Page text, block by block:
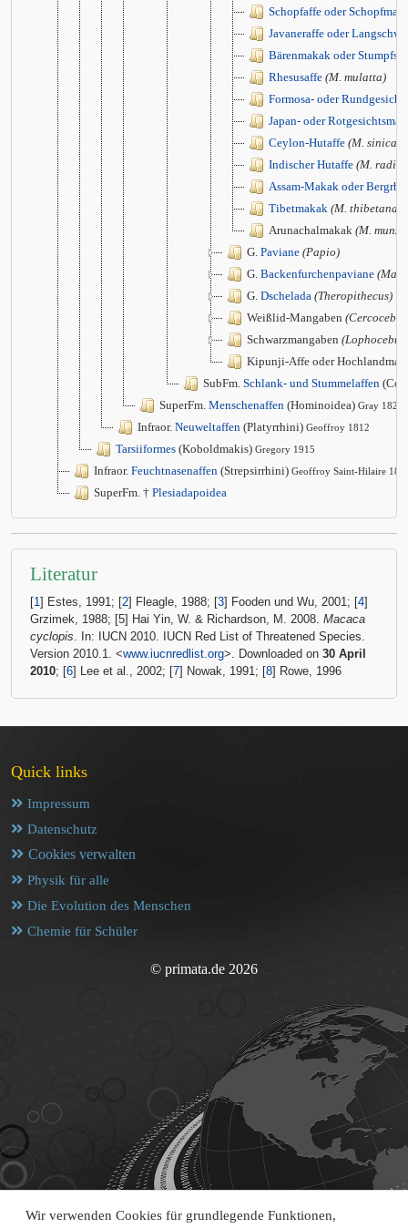
Wir verwenden Cookies für grundlegende Funktionen,
Schopfaffe oder
Javaneraffe oder
Bärenmakak oder
Rhesusaffe (M. mulatta)
Formosa- oder
Japan- oder
Ceylon-Hutaffe (M. sinica)
Indischer Hutaffe (M.
Assam-Makak oder
Tibetmakak (M. thibetana)
Arunachalmakak (M.
G. Paviane (Papio)
G. Backenfurchenpaviane
G. Dschelada (Theropithecus)
Weißlid-Mangaben
Schwarzmangaben (Lophocebus)
Kipunji-Affe oder
SubFm. Schlank- und Stummelaffen
SuperFm. Menschenaffen (Hominoidea) Gray 1825
Infraor. Neuweltaffen (Platyrrhini) Geoffroy 1812
Tarsiiformes (Koboldmakis) Gregory 1915
Infraor. Feuchtnasenaffen (Strepsirrhini) Geoffroy Saint-Hilaire
SuperFm. † Plesiadapoidea
Literatur
[1] Estes, 1991; [2] Fleagle, 1988; [3] Fooden und Wu, 2001; [4]
Grzimek, 1988; [5] Hai Yin, W. & Richardson, M. 2008. Macaca
cyclopis. In: IUCN 2010. IUCN Red List of Threatened Species.
Version 2010.1. <www.iucnredlist.org>. Downloaded on 30 April
2010; [6] Lee et al., 2002; [7] Nowak, 1991; [8] Rowe, 1996
Quick links
Impressum
Datenschutz
Cookies verwalten
Physik für alle
Die Evolution des Menschen
Chemie für Schüler
© primata.de 2026